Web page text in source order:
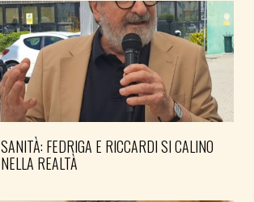
SANITÀ: FEDRIGA E RICCARDI SI CALINO
NELLA REALTÀ